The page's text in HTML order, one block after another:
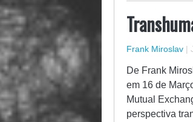
Frank Miroslav |
De Frank
em 16 de
Mutual
perspectiva